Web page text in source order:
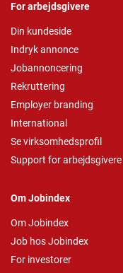
For arbejdsgivere
Din kundeside
Indryk annonce
Jobannoncering
Rekruttering
Employer branding
International
Se virksomhedsprofil
Support for arbejdsgivere
Om Jobindex
Om Jobindex
Job hos Jobindex
For investorer